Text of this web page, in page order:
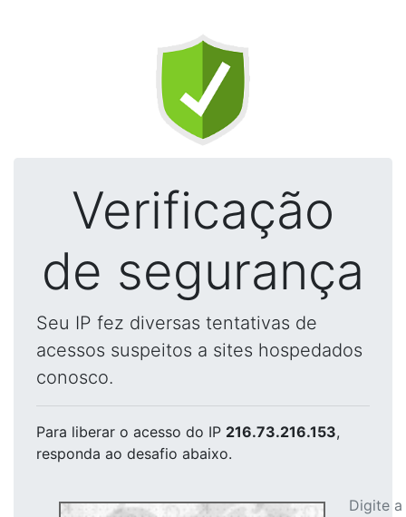
Verificação
de segurança
Seu IP fez diversas tentativas de
acessos suspeitos a sites hospedados
conosco.
Para liberar o acesso do IP 216.73.216.153,
responda ao desafio abaixo.
Digite